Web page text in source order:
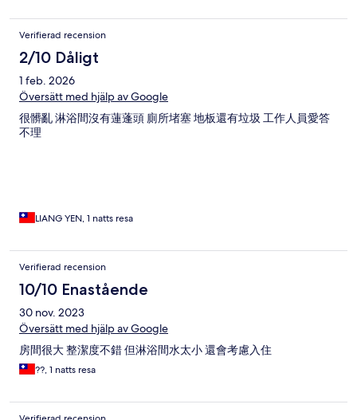
Verifierad recension
2/10 Dåligt
1 feb. 2026
Översätt med hjälp av Google
很髒亂 淋浴間沒有蓮蓬頭 廁所堵塞 地板還有垃圾 工作人員愛答
不理
LIANG YEN, 1 natts resa
Verifierad recension
10/10 Enastående
30 nov. 2023
Översätt med hjälp av Google
房間很大 整潔度不錯 但淋浴間水太小 還會考慮入住
??, 1 natts resa